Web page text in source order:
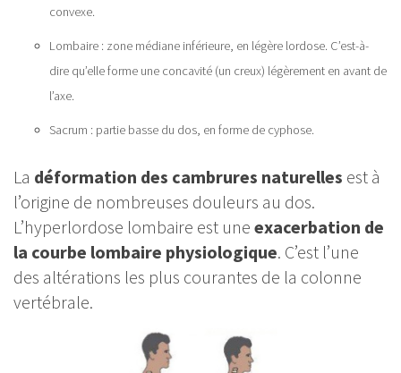
convexe.
Lombaire : zone médiane inférieure, en légère lordose. C’est-à-
dire qu’elle forme une concavité (un creux) légèrement en avant de
l’axe.
Sacrum : partie basse du dos, en forme de cyphose.
La déformation des cambrures naturelles est à
l’origine de nombreuses douleurs au dos.
L’hyperlordose lombaire est une exacerbation de
la courbe lombaire physiologique. C’est l’une
des altérations les plus courantes de la colonne
vertébrale.